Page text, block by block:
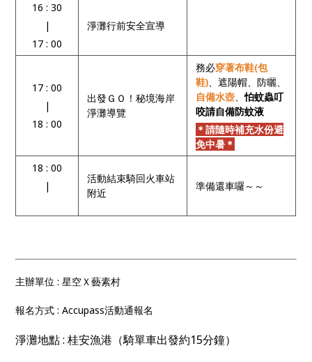
16 : 30
|
17 : 00
淨灘行前安全宣導
17 : 00
|
18 : 00
出發ＧＯ！秘境海岸
淨灘導覽
務必穿著布鞋(包
鞋)、遮陽帽、防曬、
自備水壺、怕蚊蟲叮
咬請自備防蚊液
＊請隨時補充水份避
免中暑＊
18 : 00
|
活動結束騎回火車站
附近
準備還車囉～～
主辦單位 : 星空Ｘ藝素村
報名方式 : Accupass活動通報名
淨灘地點 : 桂安漁港（騎單車出發約15分鐘）